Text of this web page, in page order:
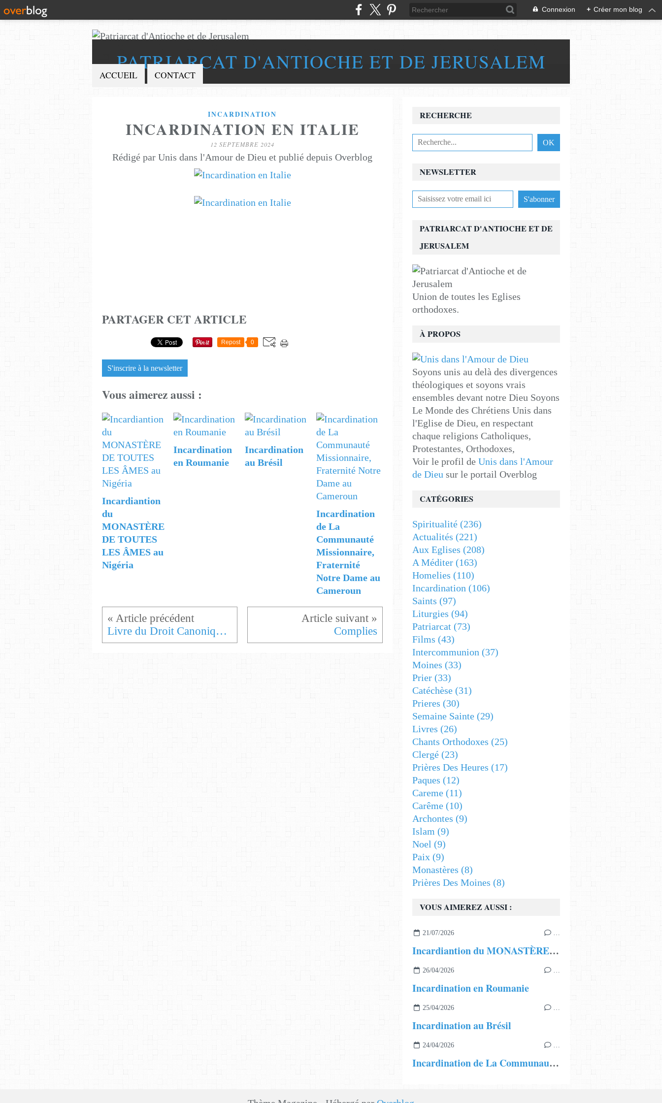
Connexion + Créer mon blog
PATRIARCAT D'ANTIOCHE ET DE JERUSALEM
ACCUEIL CONTACT
INCARDINATION
INCARDINATION EN ITALIE
12 SEPTEMBRE 2024
Rédigé par Unis dans l'Amour de Dieu et publié depuis Overblog
PARTAGER CET ARTICLE
Repost 0
S'inscrire à la newsletter
Vous aimerez aussi :
Incardiantion
du
MONASTÈRE
DE TOUTES
LES ÂMES au
Nigéria
Incardination
en Roumanie
Incardination
au Brésil
Incardination
de La
Communauté
Missionnaire,
Fraternité
Notre Dame au
Cameroun
Livre du Droit Canonique Orthodoxe Complies
NEWSLETTER
RECHERCHE
PATRIARCAT D'ANTIOCHE ET DE
JERUSALEM
Union de toutes les Eglises
orthodoxes.
À PROPOS
Soyons unis au delà des divergences
théologiques et soyons vrais
ensembles devant notre Dieu Soyons
Le Monde des Chrétiens Unis dans
l'Eglise de Dieu, en respectant
chaque religions Catholiques,
Protestantes, Orthodoxes,
Voir le profil de Unis dans l'Amour
de Dieu sur le portail Overblog
VOUS AIMEREZ AUSSI :
21/07/2026 …
Incardiantion du MONASTÈRE DE TOUTES LES ÂMES au Nigéria
26/04/2026 …
Incardination en Roumanie
25/04/2026 …
Incardination au Brésil
24/04/2026 …
Incardination de La Communauté Missionnaire, Fraternité Notre Dame au Cameroun
CATÉGORIES
Spiritualité (236)
Actualités (221)
Aux Eglises (208)
A Méditer (163)
Homelies (110)
Incardination (106)
Saints (97)
Liturgies (94)
Patriarcat (73)
Films (43)
Intercommunion (37)
Moines (33)
Prier (33)
Catéchèse (31)
Prieres (30)
Semaine Sainte (29)
Livres (26)
Chants Orthodoxes (25)
Clergé (23)
Prières Des Heures (17)
Paques (12)
Careme (11)
Carême (10)
Archontes (9)
Islam (9)
Noel (9)
Paix (9)
Monastères (8)
Prières Des Moines (8)